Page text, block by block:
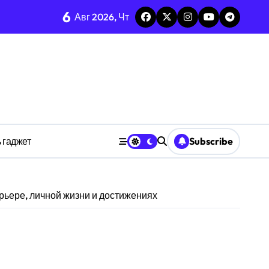
дедлайнов
6 Авг 2026, Чт
Subscribe
личной жизни и достижениях